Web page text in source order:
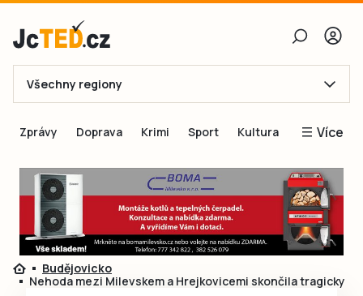
E-mail
Obnovit heslo
Přihlásit se
Přihlásit se přes Facebook
Všechny regiony
Zprávy Doprava Krimi Sport Kultura Více
Blogy
Inspirace
Čtenáři píší
Speciální přílohy
Budějovicko
Nehoda mezi Milevskem a Hrejkovicemi skončila tragicky